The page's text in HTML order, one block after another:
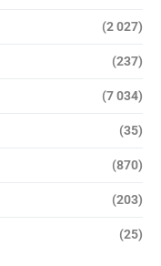
(2 027)
(237)
(7 034)
(35)
(870)
(203)
(25)